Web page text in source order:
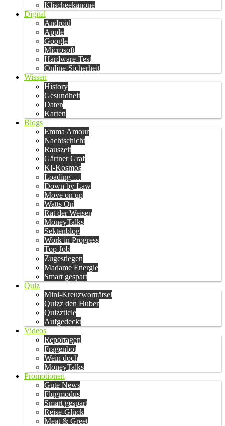
Klischeekanone
Digital
Android
Apple
Google
Microsoft
Hardware-Test
Online-Sicherheit
Wissen
History
Gesundheit
Daten
Karten
Blogs
Emma Amour
Nachtschicht
Rauszeit
Gärtner Graf
KI-Kosmos
Loading …
Down by Law
Move on up
Watts On
Rat der Weisen
MoneyTalks
Sektenblog
Work in Progress
Top Job
Zugestiegen
Madame Energie
Smart gespart
Quiz
Mini-Kreuzworträtsel
Quizz den Huber
Quizzticle
Aufgedeckt
Videos
Reportagen
Fragenbot
Wein doch
MoneyTalks
Promotionen
Gute News
Flugmodus
Smart gespart
Reise-Glück
Meat & Greet